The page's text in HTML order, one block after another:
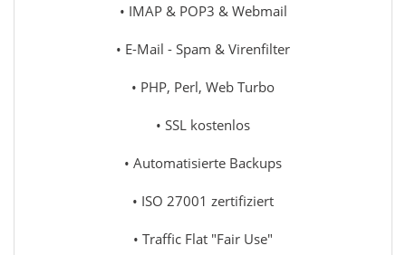
• IMAP & POP3 & Webmail
• E-Mail - Spam & Virenfilter
• PHP, Perl, Web Turbo
• SSL kostenlos
• Automatisierte Backups
• ISO 27001 zertifiziert
• Traffic Flat "Fair Use"